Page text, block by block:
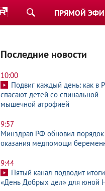
ПРЯМОЙ
Последние новости
10:00
Подвиг каждый день: как в
спасают детей со спинальной
мышечной атрофией
9:57
Минздрав РФ обновил порядок
оказания медпомощи
9:44
Пятый канал подводит
«День Добрых дел» для юной